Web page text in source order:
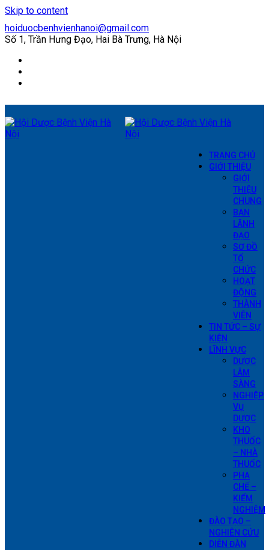
Skip to content
hoiduocbenhvienhanoi@gmail.com
Số 1, Trần Hưng Đạo, Hai Bà Trưng, Hà Nội
TRANG CHỦ
GIỚI THIỆU
GIỚI
THIỆU
CHUNG
BAN
LÃNH
ĐẠO
SƠ ĐỒ
TỔ
CHỨC
HOẠT
ĐỘNG
THÀNH
VIÊN
TIN TỨC – SỰ
KIỆN
LĨNH VỰC
DƯỢC
LÂM
SÀNG
NGHIỆP
VỤ
DƯỢC
KHO
THUỐC
– NHÀ
THUỐC
PHA
CHẾ –
KIỂM
NGHIỆM
ĐÀO TẠO –
NGHIÊN CỨU
DIỄN ĐÀN